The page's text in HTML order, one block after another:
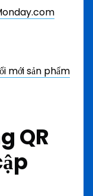
mới sản phẩm
QR